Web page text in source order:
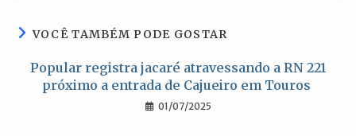
VOCÊ TAMBÉM PODE GOSTAR
Popular registra jacaré atravessando a RN 221
próximo a entrada de Cajueiro em Touros
01/07/2025